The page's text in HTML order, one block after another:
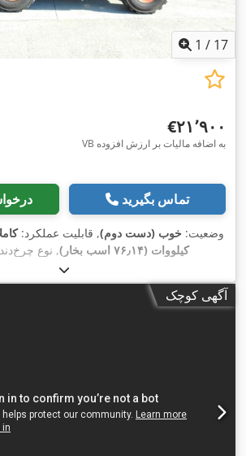
1 / 17
‎€۲۱٬۹۰۰
VB به اضافه مالیات بر ارزش افزوده
تماس بگیرید
وضعیت: خوب (دست دوم), قابلیت عملکرد:
کیلووات (۷۶٫۱۴ اسب بخار)
, نوع
, توان بلند کردن:۲٬۲۰۰ کیلوگرم/متر
۲۰۰۸, ۴٬۸۷۱ h , تجهیزات:چنگال پالت, کابین ,
آگهی کوچک